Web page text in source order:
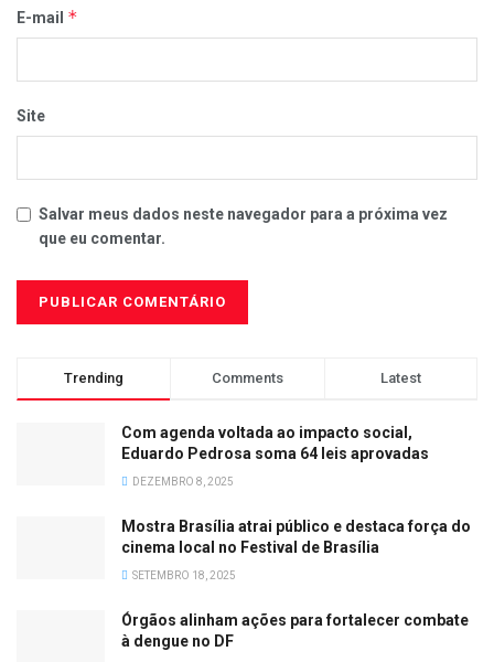
E-mail *
Site
Salvar meus dados neste navegador para a próxima vez
que eu comentar.
Trending Comments Latest
Com agenda voltada ao impacto social,
Eduardo Pedrosa soma 64 leis aprovadas
DEZEMBRO 8, 2025
Mostra Brasília atrai público e destaca força do
cinema local no Festival de Brasília
SETEMBRO 18, 2025
Órgãos alinham ações para fortalecer combate
à dengue no DF